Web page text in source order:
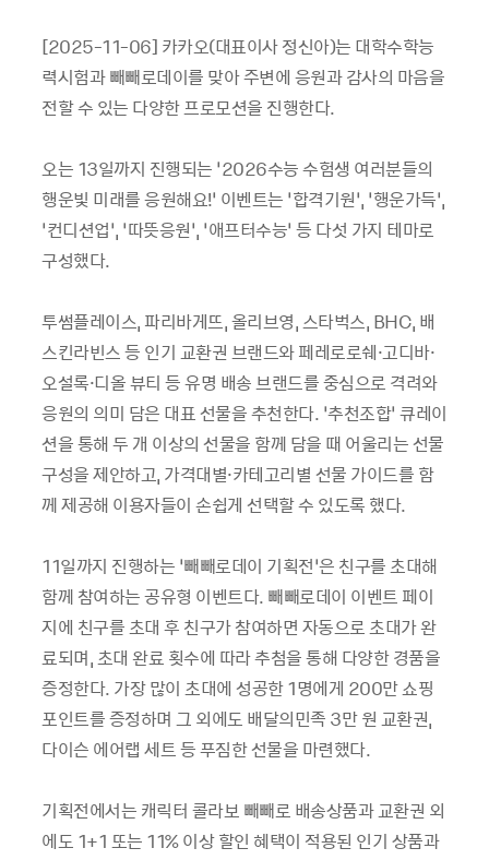
[2025-11-06] 카카오(대표이사 정신아)는 대학수학능
력시험과 빼빼로데이를 맞아 주변에 응원과 감사의 마음을
전할 수 있는 다양한 프로모션을 진행한다.
오는 13일까지 진행되는 ‘2026수능 수험생 여러분들의
행운빛 미래를 응원해요!’ 이벤트는 ‘합격기원’, ‘행운가득’,
‘컨디션업’, ‘따뜻응원’, ‘애프터수능’ 등 다섯 가지 테마로
구성했다.
투썸플레이스, 파리바게뜨, 올리브영, 스타벅스, BHC, 배
스킨라빈스 등 인기 교환권 브랜드와 페레로로쉐·고디바·
오설록·디올 뷰티 등 유명 배송 브랜드를 중심으로 격려와
응원의 의미 담은 대표 선물을 추천한다. ‘추천조합’ 큐레이
션을 통해 두 개 이상의 선물을 함께 담을 때 어울리는 선물
구성을 제안하고, 가격대별·카테고리별 선물 가이드를 함
께 제공해 이용자들이 손쉽게 선택할 수 있도록 했다.
11일까지 진행하는 ‘빼빼로데이 기획전’은 친구를 초대해
함께 참여하는 공유형 이벤트다. 빼빼로데이 이벤트 페이
지에 친구를 초대 후 친구가 참여하면 자동으로 초대가 완
료되며, 초대 완료 횟수에 따라 추첨을 통해 다양한 경품을
증정한다. 가장 많이 초대에 성공한 1명에게 200만 쇼핑
포인트를 증정하며 그 외에도 배달의민족 3만 원 교환권,
다이슨 에어랩 세트 등 푸짐한 선물을 마련했다.
기획전에서는 캐릭터 콜라보 빼빼로 배송상품과 교환권 외
에도 1+1 또는 11% 이상 할인 혜택이 적용된 인기 상품과